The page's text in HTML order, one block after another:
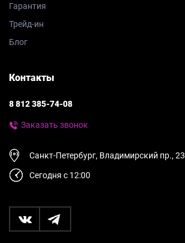
Гарантия
Трейд-ин
Блог
Контакты
8 812 385-74-08
Заказать звонок
Санкт-Петербург, Владимирский пр., 23
Сегодня с 12:00